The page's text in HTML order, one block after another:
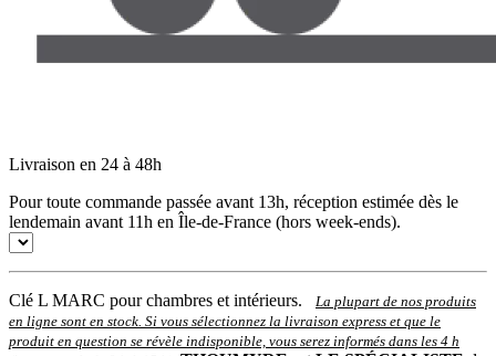
Livraison en 24 à 48h
Pour toute commande passée avant 13h, réception estimée dès le
lendemain avant 11h en Île-de-France (hors week-ends).
Clé L MARC pour chambres et intérieurs.
La plupart de nos produits
en ligne sont en stock. Si vous sélectionnez la livraison express et que le
produit en question se révèle indisponible, vous serez informés dans les 4 h